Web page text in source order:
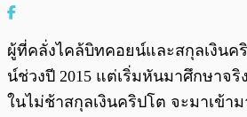
ผู้ที่คลั่งไคล้บิทคอยน์และสกุลเงินค
น์ช่วงปี 2015 แต่เริ่มหันมาศึกษาจริ
ในไม่ช้าสกุลเงินคริปโต จะมาเข้า